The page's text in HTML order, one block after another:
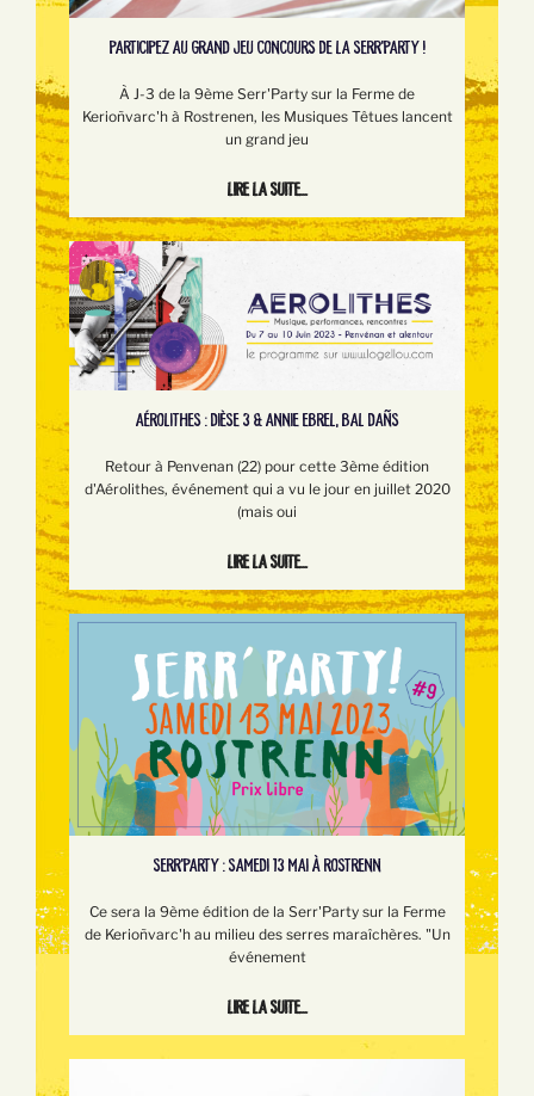
PARTICIPEZ AU GRAND JEU CONCOURS DE LA SERR'PARTY !
À J-3 de la 9ème Serr'Party sur la Ferme de
Kerioñvarc'h à Rostrenen, les Musiques Têtues lancent
un grand jeu
Lire la suite...
AÉROLITHES : DIÈSE 3 & ANNIE EBREL, BAL DAÑS
Retour à Penvenan (22) pour cette 3ème édition
d'Aérolithes, événement qui a vu le jour en juillet 2020
(mais oui
Lire la suite...
SERR’PARTY : SAMEDI 13 MAI À ROSTRENN
Ce sera la 9ème édition de la Serr'Party sur la Ferme
de Kerioñvarc'h au milieu des serres maraîchères. "Un
événement
Lire la suite...